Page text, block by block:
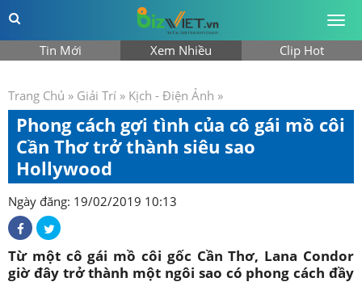
Tin Mới Xem Nhiều Clip Hot
Trang Chủ » Giải Trí » Kịch - Điện Ảnh »
Phong cách gợi tình của cô gái mồ côi
Cần Thơ trở thành siêu sao
Hollywood
Ngày đăng: 19/02/2019 10:13
Từ một cô gái mồ côi gốc Cần Thơ, Lana Condor
giờ đây trở thành một ngôi sao có phong cách đầy